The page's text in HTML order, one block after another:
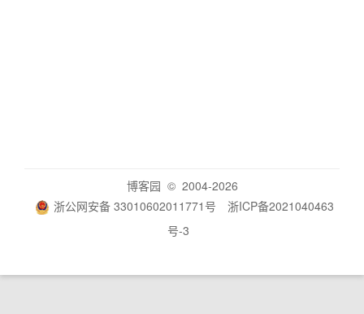
博客园 © 2004-2026
浙公网安备 33010602011771号
浙ICP备2021040463
号-3